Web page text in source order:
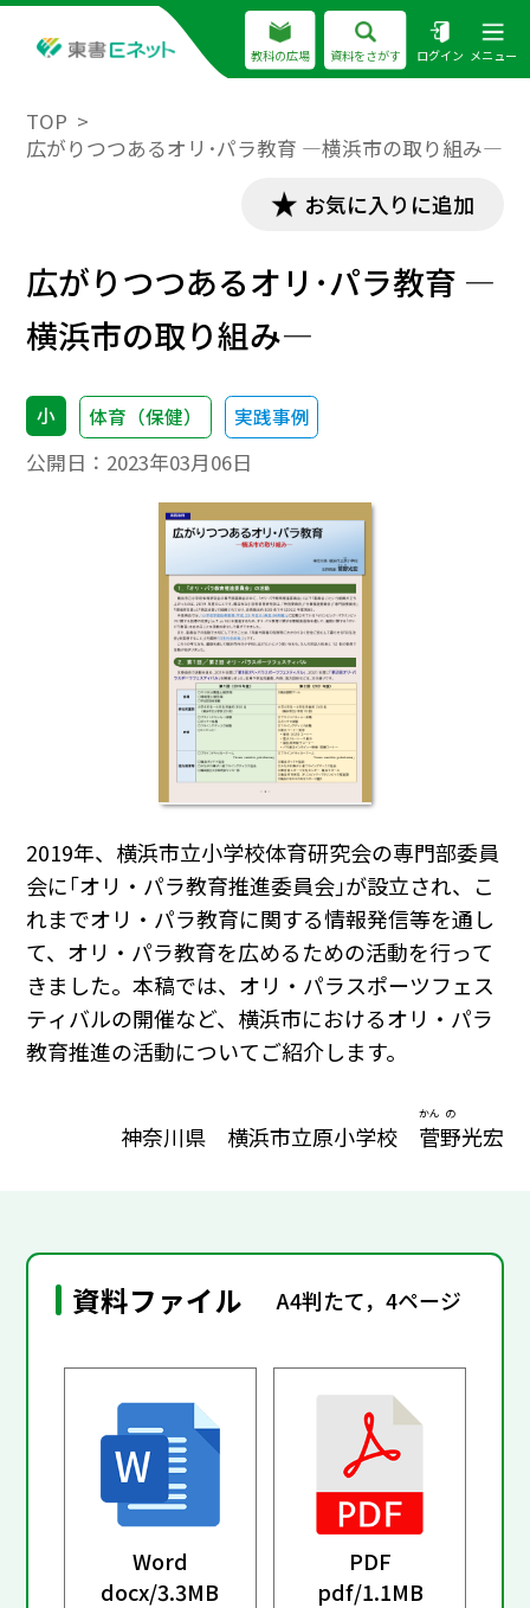
教科の広場 資料をさがす ログイン メニュー
TOP
広がりつつあるオリ･パラ教育 ―横浜市の取り組み―
お気に入りに追加
広がりつつあるオリ･パラ教育 ―
横浜市の取り組み―
小 体育（保健） 実践事例
公開日： 2023年03月06日
2019年、横浜市立小学校体育研究会の専門部委員
会に｢オリ・パラ教育推進委員会｣が設立され、こ
れまでオリ・パラ教育に関する情報発信等を通し
て、オリ・パラ教育を広めるための活動を行って
きました。本稿では、オリ・パラスポーツフェス
ティバルの開催など、横浜市におけるオリ・パラ
教育推進の活動についてご紹介します。
神奈川県 横浜市立原小学校 菅
かん
野
の
光宏
資料ファイル A4判たて，4ページ
Word
docx/3.3MB
PDF
pdf/1.1MB